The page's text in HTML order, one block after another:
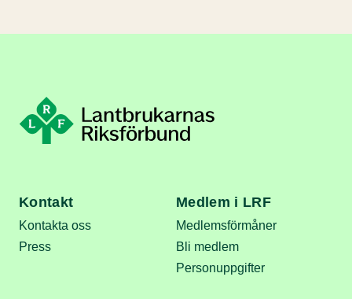
Kontakt
Kontakta oss
Press
Medlem i LRF
Medlemsförmåner
Bli medlem
Personuppgifter